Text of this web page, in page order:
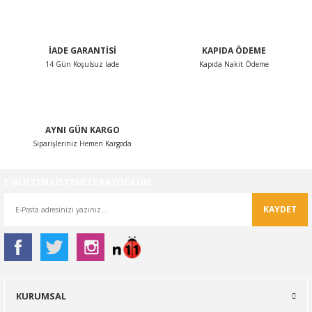
İADE GARANTİSİ
14 Gün Koşulsuz İade
KAPIDA ÖDEME
Kapıda Nakit Ödeme
AYNI GÜN KARGO
Siparişleriniz Hemen Kargoda
KAYDET
KURUMSAL